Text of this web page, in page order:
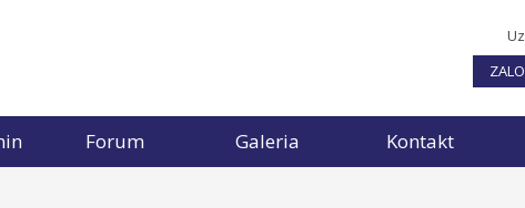
Forum Galeria Kontakt